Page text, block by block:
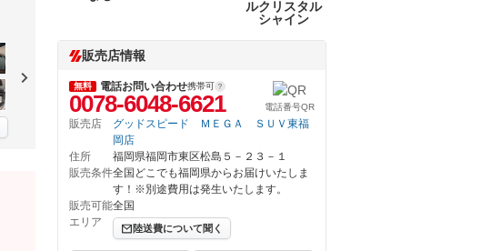
ルクリスタル
シャイン
販売店情報
無料 電話お問い合わせ携帯可
0078-6048-6621 電話番号QR
販売店
グッドスピード ＭＥＧＡ ＳＵＶ東福
岡店
住所
福岡県福岡市東区松島５－２３－１
販売条件全国どこでも福岡県からお届けいたしま
す！※別途費用は発生いたします。
販売可能
エリア
全国
陸送費について聞く